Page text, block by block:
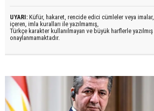
UYARI: Küfür, hakaret, rencide edici cümleler veya imalar,
içeren, imla kuralları ile yazılmamış,
Türkçe karakter kullanılmayan ve büyük harflerle
onaylanmamaktadır.